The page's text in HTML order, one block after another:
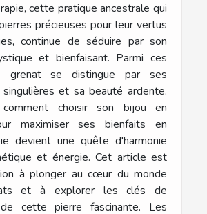
cette pratique ancestrale qui
précieuses pour leur vertus
continue de séduire par son
et bienfaisant. Parmi ces
grenat se distingue par ses
et sa beauté ardente.
comment choisir son bijou en
maximiser ses bienfaits en
devient une quête d'harmonie
et énergie. Cet article est
à plonger au cœur du monde
et à explorer les clés de
cette pierre fascinante. Les